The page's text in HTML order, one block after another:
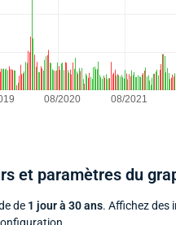
et paramètres du
de 1 jour à 30 ans. Affichez des